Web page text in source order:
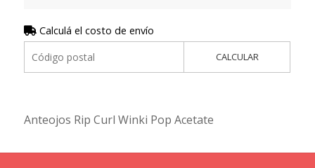
Calculá el costo de envío
CALCULAR
Anteojos Rip Curl Winki Pop Acetate